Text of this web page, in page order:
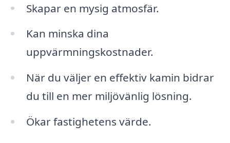
Skapar en mysig atmosfär.
Kan minska dina
uppvärmningskostnader.
När du väljer en effektiv kamin bidrar
du till en mer miljövänlig lösning.
Ökar fastighetens värde.